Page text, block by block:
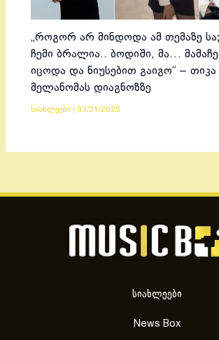
„როგორ არ მინდოდა ამ თემაზე
ჩემი ბრალია.. ბოდიში, მა…
იცოდა და ნიუსებით გაიგო“ – თიკა
მელანომას დიაგნოზზე
სიახლეები 03/31/2025
სიახლეები
News Box